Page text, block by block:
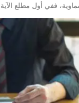
ففي أول مطلع